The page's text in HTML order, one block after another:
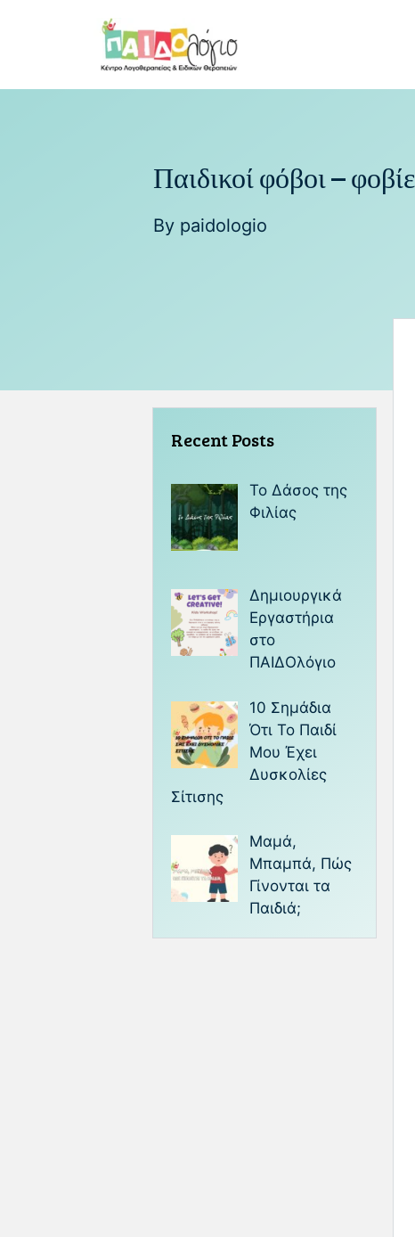
Παιδικοί φόβοι –
By paidologio
Recent Posts
Το Δάσος της
Φιλίας
Δημιουργικά
Εργαστήρια
στο
ΠΑΙΔΟλόγιο
10 Σημάδια
Ότι Το Παιδί
Μου Έχει
Δυσκολίες
Σίτισης
Μαμά,
Μπαμπά, Πώς
Γίνονται τα
Παιδιά;